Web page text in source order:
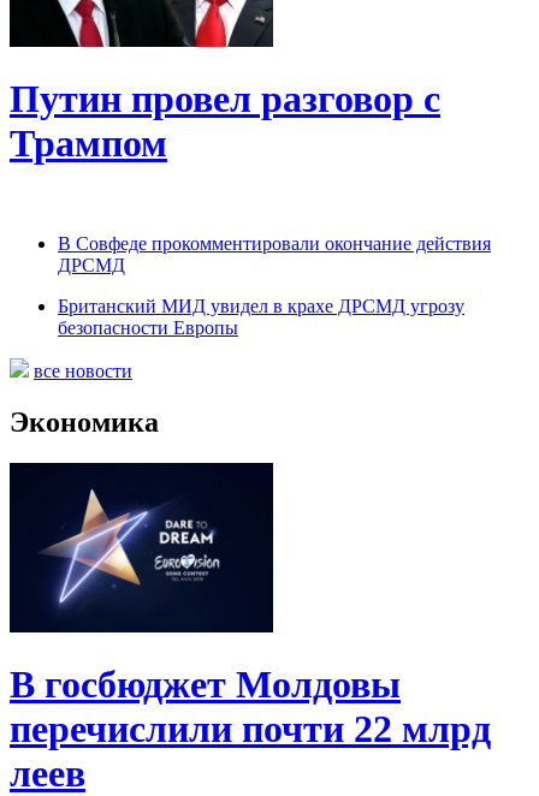
Путин провел разговор с
Трампом
В Совфеде прокомментировали окончание действия
ДРСМД
Британский МИД увидел в крахе ДРСМД угрозу
безопасности Европы
все новости
Экономика
В госбюджет Молдовы
перечислили почти 22 млрд
леев